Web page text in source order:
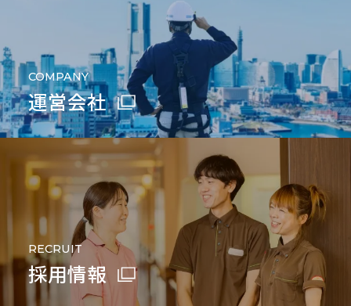
COMPANY
運営会社
RECRUIT
採用情報